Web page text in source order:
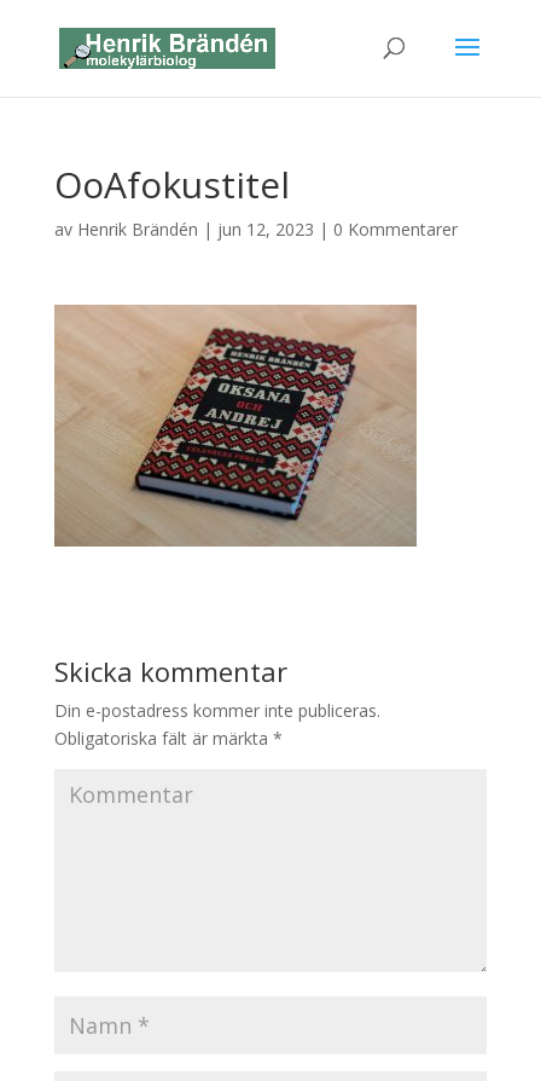
OoAfokustitel
av Henrik Brändén | jun 12, 2023 | 0 Kommentarer
Skicka kommentar
Din e-postadress kommer inte publiceras.
Obligatoriska fält är märkta *